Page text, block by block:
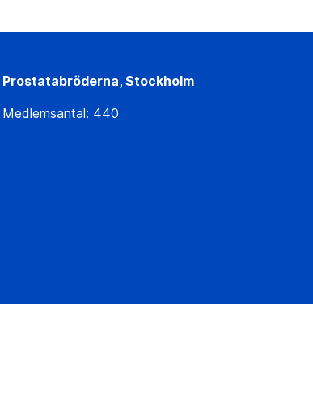
Prostatabröderna, Stockholm
Medlemsantal: 440